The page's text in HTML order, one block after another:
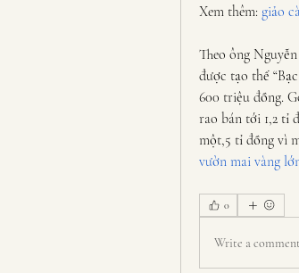
Xem thêm: giảo
Theo ông
được tạo thế
600 triệu đồng.
rao bán tới 1,2 tỉ
một,5 tỉ đồng vì
vườn mai vàng
0
Write a